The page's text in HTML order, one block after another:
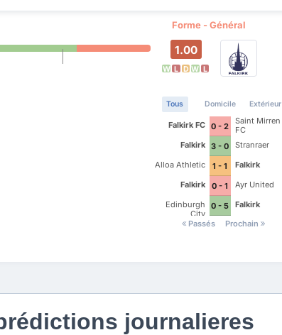
Forme - Général
1.00
W L D W L
Tous Domicile Extérieur
Falkirk FC 0 - 2
Saint Mirren
FC
Falkirk 3 - 0
Stranraer
Alloa Athletic
1 - 1
Falkirk
Falkirk
0 - 1
Ayr United
Edinburgh
City
0 - 5
Falkirk
Passés
Prochain
journalieres